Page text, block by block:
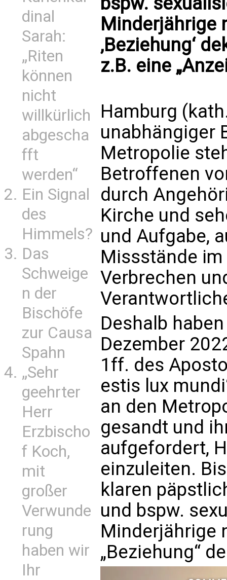
dinal
Sarah:
„Riten
können
nicht
willkürlich
abgescha
fft
werden“
Ein Signal
des
Himmels?
Das
Schweige
n der
Bischöfe
zur Causa
Spahn
„Sehr
geehrter
Herr
Erzbischo
f Koch,
mit
großer
Verwunde
rung
haben wir
Ihr
Minderjährige
‚Beziehung‘
z.B. eine
Hamburg
unabhängiger
Metropolie
Betroffenen
durch
Kirche und
und Aufgabe,
Missstände
Verbrechen
Deshalb
Dezember
1ff. des
estis lux
an den
gesandt und
aufgefordert,
einzuleiten.
klaren
und bspw.
Minderjährige
„Beziehung“